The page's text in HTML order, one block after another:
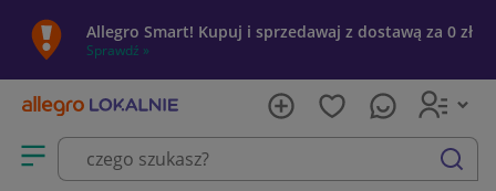
Allegro Smart! Kupuj i sprzedawaj z dostawą za 0 zł
Sprawdź »
Otwórz menu z kategoriami
szukaj